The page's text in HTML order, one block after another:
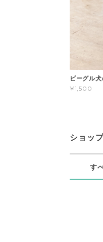
ビーグル
¥1,500
ショッ
す